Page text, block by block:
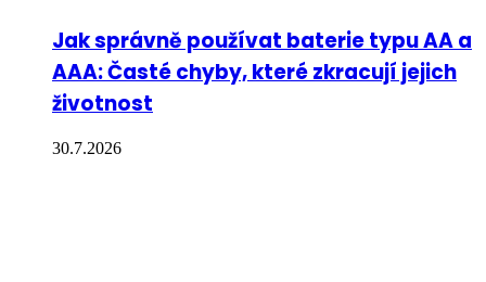
Jak správně používat baterie typu AA a
AAA: Časté chyby, které zkracují jejich
životnost
30.7.2026